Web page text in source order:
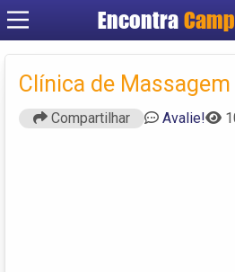
Encontra
Criar
Clínica de
Compartilhar Avalie!